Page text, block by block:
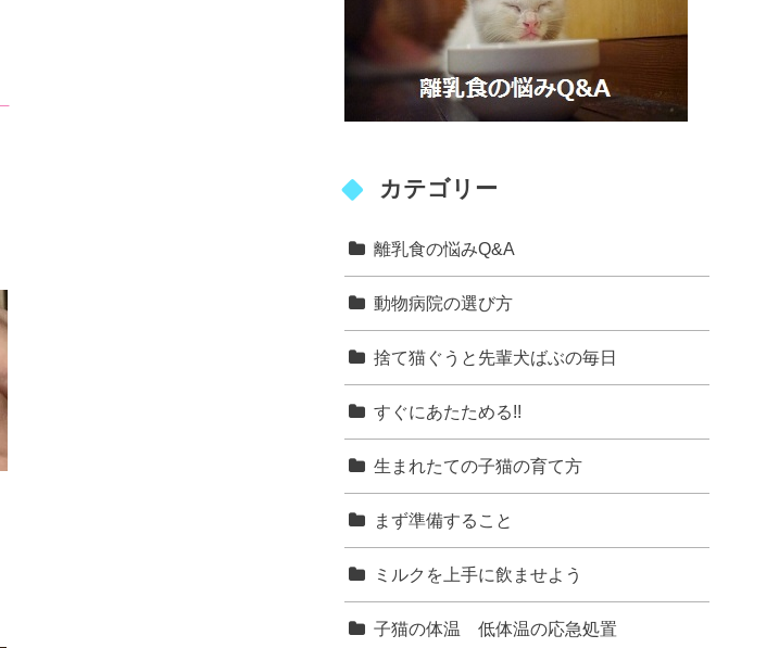
カテゴリー
離乳食の悩みQ&A
動物病院の選び方
捨て猫ぐうと先輩犬ばぶの毎日
すぐにあたためる!!
生まれたての子猫の育て方
まず準備すること
ミルクを上手に飲ませよう
子猫の体温 低体温の応急処置